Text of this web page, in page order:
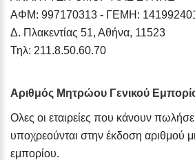
ΑΦΜ: 997170313 - ΓΕΜΗ:
Δ. Πλακεντίας 51, Αθήνα, 11523
Τηλ: 211.8.50.60.70
Αριθμός Μητρώου Γενικού
Ολες οι εταιρείες που κάνουν
υποχρεούνται στην έκδοση αριθμού
εμπορίου.